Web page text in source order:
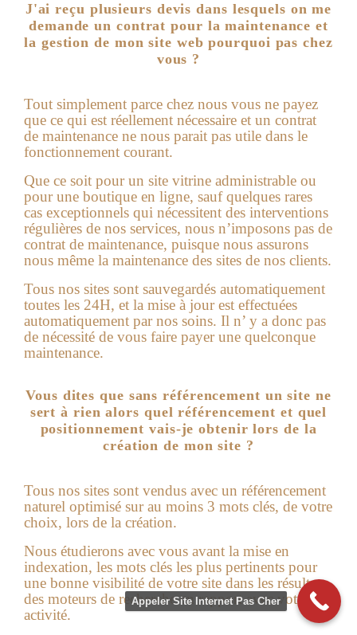
J'ai reçu plusieurs devis dans lesquels on me
demande un contrat pour la maintenance et
la gestion de mon site web pourquoi pas chez
vous ?
Tout simplement parce chez nous vous ne payez
que ce qui est réellement nécessaire et un contrat
de maintenance ne nous parait pas utile dans le
fonctionnement courant.
Que ce soit pour un site vitrine administrable ou
pour une boutique en ligne, sauf quelques rares
cas exceptionnels qui nécessitent des interventions
régulières de nos services, nous n’imposons pas de
contrat de maintenance, puisque nous assurons
nous même la maintenance des sites de nos clients.
Tous nos sites sont sauvegardés automatiquement
toutes les 24H, et la mise à jour est effectuées
automatiquement par nos soins. Il n’ y a donc pas
de nécessité de vous faire payer une quelconque
maintenance.
Vous dites que sans référencement un site ne
sert à rien alors quel référencement et quel
positionnement vais-je obtenir lors de la
création de mon site ?
Tous nos sites sont vendus avec un référencement
naturel optimisé sur au moins 3 mots clés, de votre
choix, lors de la création.
Nous étudierons avec vous avant la mise en
indexation, les mots clés les plus pertinents pour
une bonne visibilité de votre site dans les résultats
des moteurs de recherche en rapport avec votre
activité.
Appeler Site Internet Pas Cher